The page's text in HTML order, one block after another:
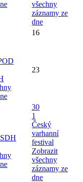
všechny
záznamy ze
dne
16
23
30
1
Český
varhanní
festival
Zobrazit
všechny
záznamy ze
dne